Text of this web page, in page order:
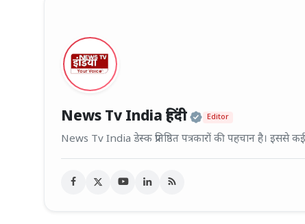
News Tv India हिंदी Official |
Editor
News Tv India डेस्क प्रतिष्ठित पत्रकारों की पहचान है।